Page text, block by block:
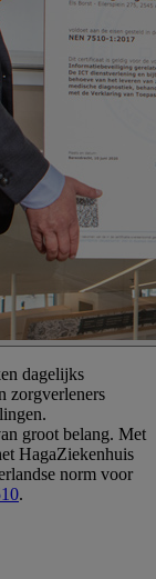
dagelijks
zorgverleners
groot belang. Met
HagaZiekenhuis
norm voor
.